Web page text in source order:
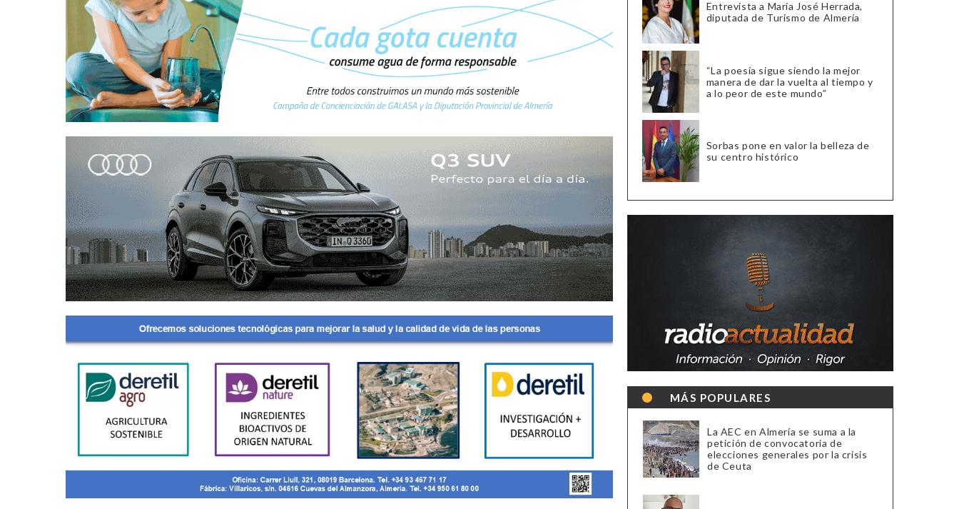
Entrevista a María José Herrada,
diputada de Turismo de Almería
“La poesía sigue siendo la mejor
manera de dar la vuelta al tiempo y
a lo peor de este mundo”
Sorbas pone en valor la belleza de
su centro histórico
MÁS POPULARES
La AEC en Almería se suma a la
petición de convocatoria de
elecciones generales por la crisis
de Ceuta